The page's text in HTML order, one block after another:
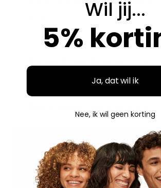
Hoe plaats ik een bestelling?
Wil jij...
5%
Ja, dat wil ik
Nee, ik wil geen korting